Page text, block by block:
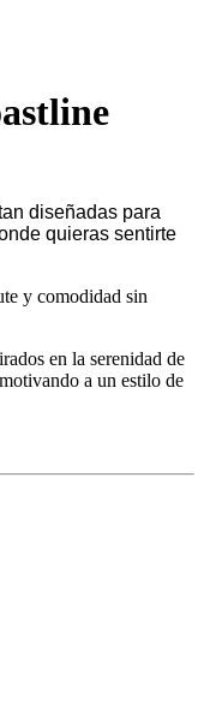
diseñadas para
quieras sentirte
y comodidad sin
en la serenidad de
a un estilo de